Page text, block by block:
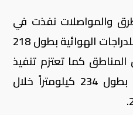
والمواصلات نفذت في
السنوات الماضية مسارات للدراجات الهوائية بطول 218
كما تعتزم تنفيذ
مسارات للدراجات الهوائية بطول 234 كيلومتراً خلال